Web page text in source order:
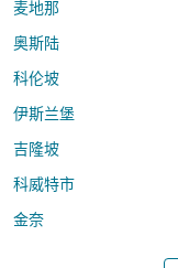
麦地那
奥斯陆
科伦坡
伊斯兰堡
吉隆坡
科威特市
金奈